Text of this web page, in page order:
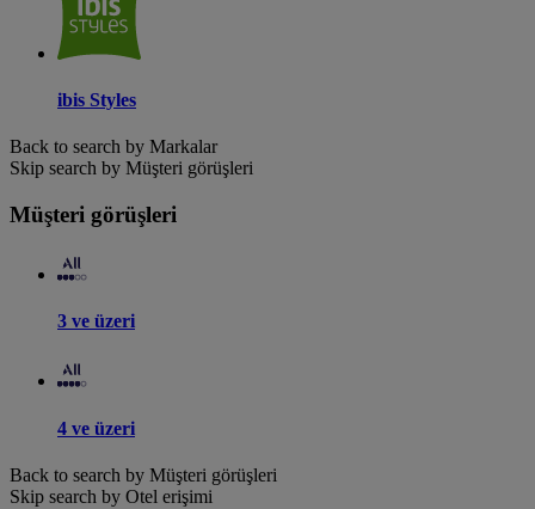
ibis Styles
Back to search by Markalar
Skip search by Müşteri görüşleri
Müşteri görüşleri
3 ve üzeri
4 ve üzeri
Back to search by Müşteri görüşleri
Skip search by Otel erişimi